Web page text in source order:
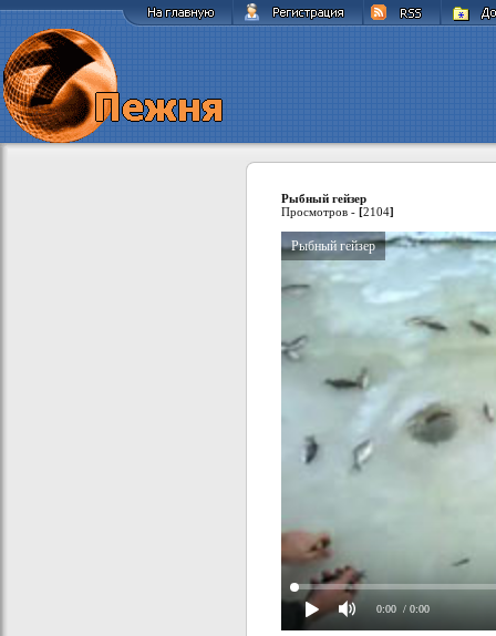
Рыбный гейзер
Просмотров - [2104]
Рыбный гейзер
0:00 / 0:00